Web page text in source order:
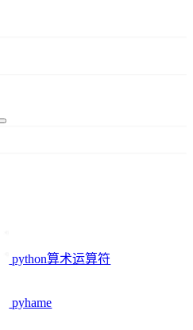
python算术运算符
pyhame